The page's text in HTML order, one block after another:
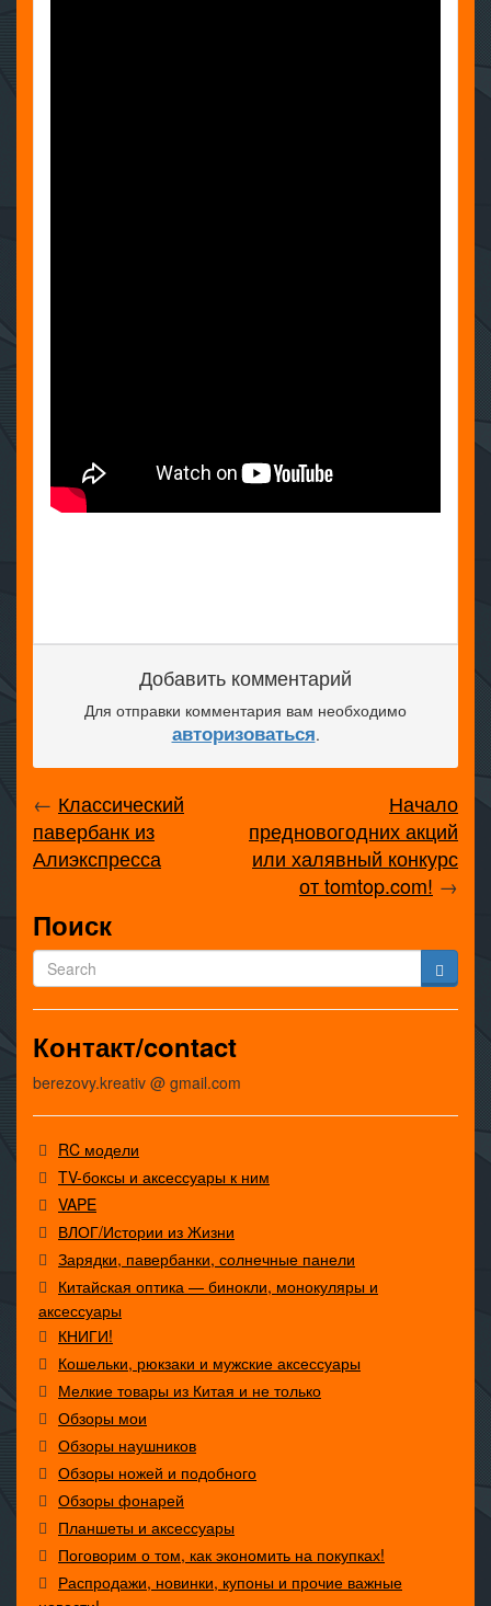
Добавить комментарий
Для отправки комментария вам необходимо
авторизоваться.
← Классический
павербанк из
Алиэкспресса
Начало
предновогодних акций
или халявный конкурс
от tomtop.com! →
Поиск
Контакт/contact
berezovy.kreativ @ gmail.com
RC модели
TV-боксы и аксессуары к ним
VAPE
ВЛОГ/Истории из Жизни
Зарядки, павербанки, солнечные панели
Китайская оптика — бинокли, монокуляры и
аксессуары
КНИГИ!
Кошельки, рюкзаки и мужские аксессуары
Мелкие товары из Китая и не только
Обзоры мои
Обзоры наушников
Обзоры ножей и подобного
Обзоры фонарей
Планшеты и аксессуары
Поговорим о том, как экономить на покупках!
Распродажи, новинки, купоны и прочие важные